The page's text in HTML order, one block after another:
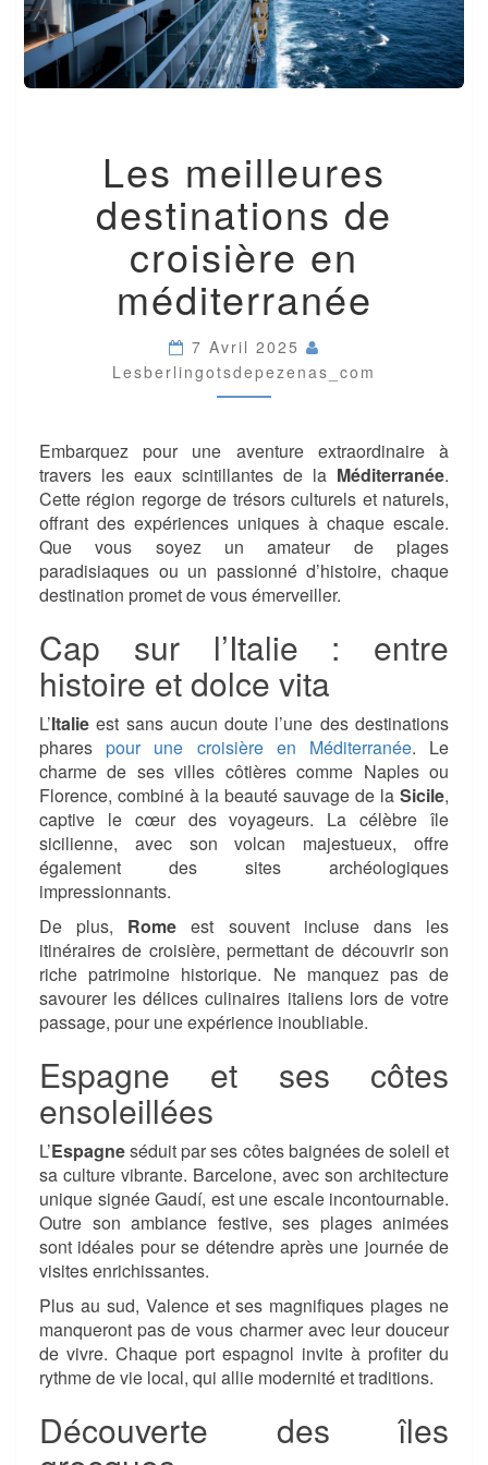
MEILLEURES
DESTINATIONS
DE
CROISIÈRE
EN
MÉDITERRANÉE
Les meilleures
destinations de
croisière en
méditerranée
7 Avril 2025
Lesberlingotsdepezenas_com
Embarquez pour une aventure extraordinaire à
travers les eaux scintillantes de la Méditerranée.
Cette région regorge de trésors culturels et naturels,
offrant des expériences uniques à chaque escale.
Que vous soyez un amateur de plages
paradisiaques ou un passionné d’histoire, chaque
destination promet de vous émerveiller.
Cap sur l’Italie : entre
histoire et dolce vita
L’Italie est sans aucun doute l’une des destinations
pharespour une croisière en Méditerranée. Le
charme de ses villes côtières comme Naples ou
Florence, combiné à la beauté sauvage de la Sicile,
captive le cœur des voyageurs. La célèbre île
sicilienne, avec son volcan majestueux, offre
également des sites archéologiques
impressionnants.
De plus, Rome est souvent incluse dans les
itinéraires de croisière, permettant de découvrir son
riche patrimoine historique. Ne manquez pas de
savourer les délices culinaires italiens lors de votre
passage, pour une expérience inoubliable.
Espagne et ses côtes
ensoleillées
L’Espagneséduit par ses côtes baignées de soleil et
sa culture vibrante. Barcelone, avec son architecture
unique signée Gaudí, est une escale incontournable.
Outre son ambiance festive, ses plages animées
sont idéales pour se détendre après une journée de
visites enrichissantes.
Plus au sud, Valence et ses magnifiques plages ne
manqueront pas de vous charmer avec leur douceur
de vivre. Chaque port espagnol invite à profiter du
rythme de vie local, qui allie modernité et traditions.
Découverte des îles